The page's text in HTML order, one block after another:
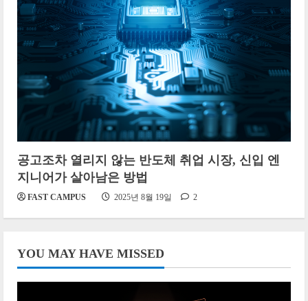
공고조차 열리지 않는 반도체 취업 시장, 신입 엔
지니어가 살아남은 방법
FAST CAMPUS 2025년 8월 19일 2
YOU MAY HAVE MISSED